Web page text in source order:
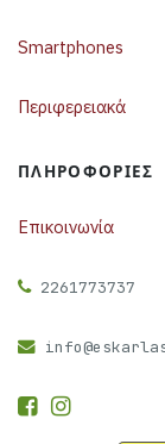
Smartphones
Περιφερειακά
ΠΛΗΡΟΦΟΡΊΕΣ
Επικοινωνία
2261773737